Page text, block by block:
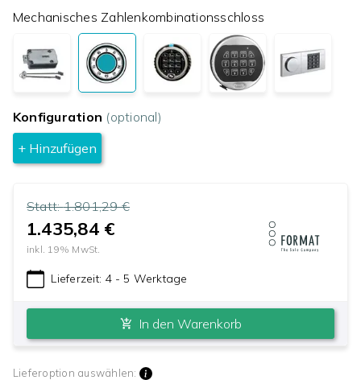
Mechanisches Zahlenkombinationsschloss
Konfiguration (optional)
+ Hinzufügen
Statt:1.801,29 €
1.435,84 €
inkl. 19% MwSt.
Lieferzeit: 4 - 5 Werktage
In den Warenkorb
Lieferoption auswählen: